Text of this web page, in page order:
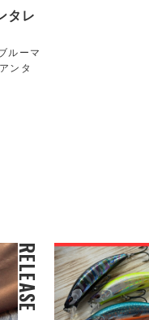
タレ
ルーマ
ンタ
RELEASE